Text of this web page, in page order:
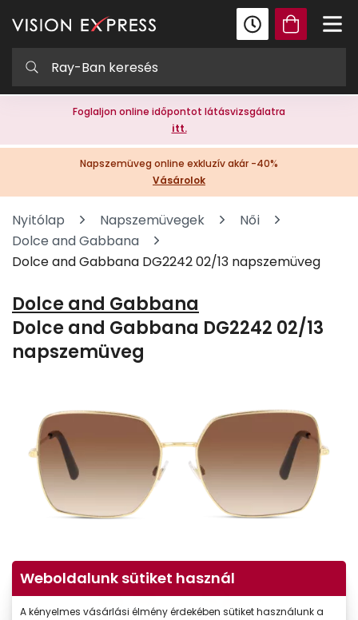
Foglaljon online időpontot látásvizsgálatra
itt.
Napszemüveg online exkluzív akár -40%
Vásárolok
Nyitólap Napszemüvegek
Női
Dolce and Gabbana
Dolce and Gabbana DG2242 02/13 napszemüveg
Dolce and Gabbana
Dolce and Gabbana DG2242 02/13
napszemüveg
Weboldalunk sütiket használ
A kényelmes vásárlási élmény érdekében sütiket használunk a